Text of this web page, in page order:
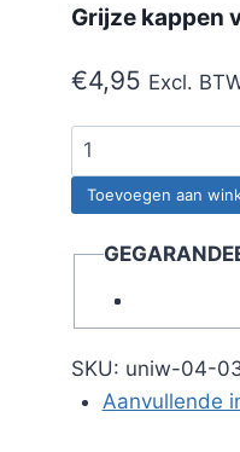
Grijze kappen
€4,95 Excl.
Grijze
kappen
voor
bouten
19mm
sleutel
aantal
Toevoegen aan
SKU: uniw-04-
Aanvullende